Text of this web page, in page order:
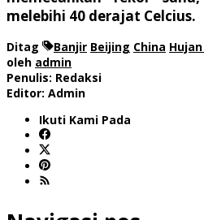
melebihi 40 derajat Celcius.
Ditag Banjir Beijing China
oleh admin
Penulis: Redaksi
Editor: Admin
Ikuti Kami Pada